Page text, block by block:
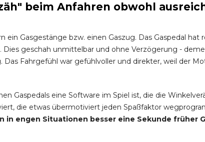
beim Anfahren obwohl
ein Gasgestänge bzw. einen Gaszug. Das Gaspedal hat
geschah unmittelbar und ohne Verzögerung -
Fahrgefühl war gefühlvoller und direkter, weil der
Gaspedals eine Software im Spiel ist, die die
die etwas übermotiviert jeden Spaßfaktor
engen Situationen besser eine Sekunde früher